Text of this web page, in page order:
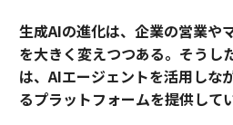
生成AIの進化は、企業の営業や
を大きく変えつつある。そう
は、AIエージェントを活用しな
るプラットフォームを提供して